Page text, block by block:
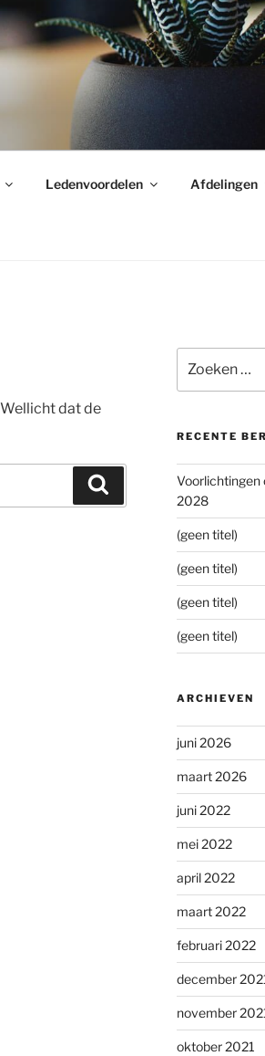
Ledenvoordelen Afdelingen
dat de
naar:
RECENTE
Voorlichtingen
2028
(geen titel)
(geen titel)
(geen titel)
(geen titel)
ARCHIEVEN
juni 2026
maart 2026
juni 2022
mei 2022
april 2022
maart 2022
februari 2022
december
november
oktober 2021